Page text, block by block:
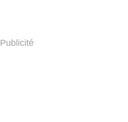
Publicité